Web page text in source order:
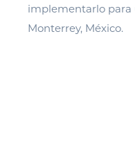
implementarlo para
Monterrey, México.